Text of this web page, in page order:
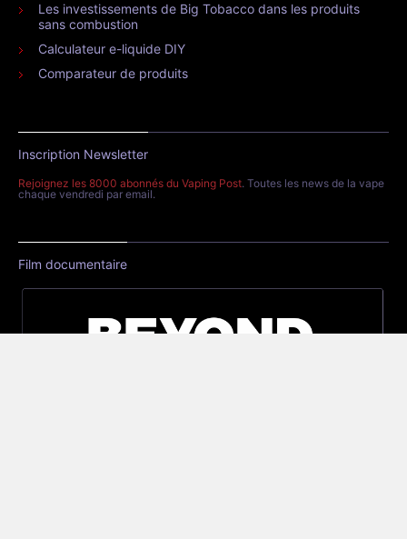
Les investissements de Big Tobacco dans les produits
sans combustion
Calculateur e-liquide DIY
Comparateur de produits
Inscription Newsletter
Rejoignez les 8000 abonnés du Vaping Post. Toutes les news de la vape
chaque vendredi par email.
Film documentaire